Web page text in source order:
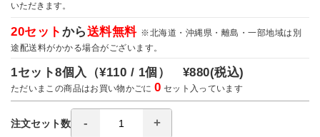
いただきます。
20セット から送料無料 ※北海道・沖縄県・離島・一部地域は別
途配送料がかかる場合がございます。
1セット8個入（¥110 / 1個） ¥880(税込)
ただいまこの商品はお買い物かごに0 セット入っています
注文セット数